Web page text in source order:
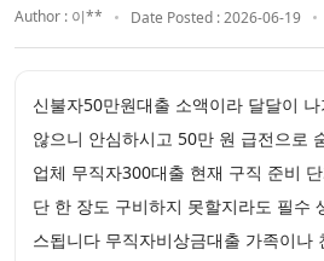
Author : 이** Date Posted : 2026-06-19
신불자50만원대출 소액이라 달달이
않으니 안심하시고 50만 원 급전으로
업체 무직자300대출 현재 구직 준비
단 한 장도 구비하지 못할지라도 필수
스됩니다 무직자비상금대출 가족이나